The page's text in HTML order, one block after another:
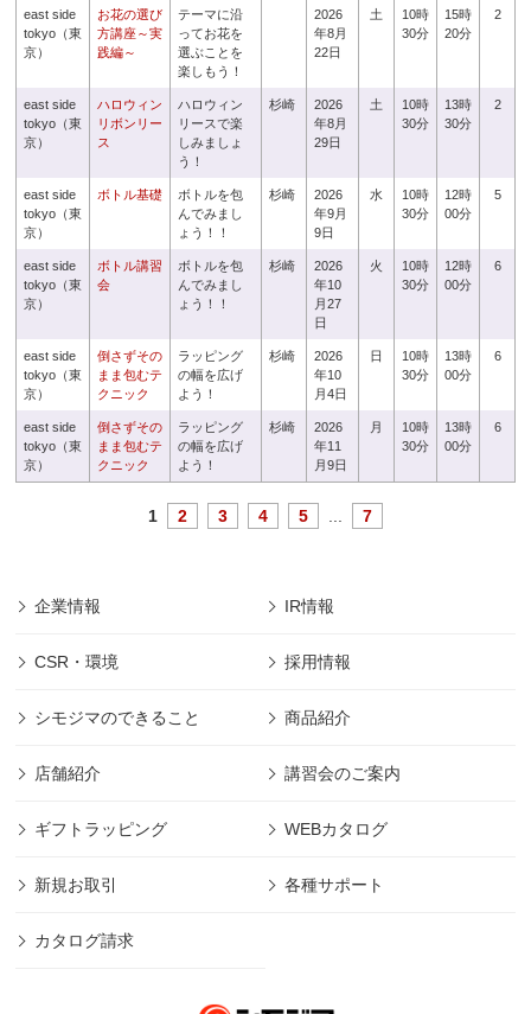
east side
tokyo（東
京）
お花の選び
方講座～実
践編～
テーマに沿
ってお花を
選ぶことを
楽しもう！
2026
年8月
22日
土
10時
30分
15時
20分
2
east side
tokyo（東
京）
ハロウィン
リボンリー
ス
ハロウィン
リースで楽
しみましょ
う！
杉崎
2026
年8月
29日
土
10時
30分
13時
30分
2
east side
tokyo（東
京）
ボトル基礎
ボトルを包
んでみまし
ょう！！
杉崎
2026
年9月
9日
水
10時
30分
12時
00分
5
east side
tokyo（東
京）
ボトル講習
会
ボトルを包
んでみまし
ょう！！
杉崎
2026
年10
月27
日
火
10時
30分
12時
00分
6
east side
tokyo（東
京）
倒さずその
まま包むテ
クニック
ラッピング
の幅を広げ
よう！
杉崎
2026
年10
月4日
日
10時
30分
13時
00分
6
east side
tokyo（東
京）
倒さずその
まま包むテ
クニック
ラッピング
の幅を広げ
よう！
杉崎
2026
年11
月9日
月
10時
30分
13時
00分
6
1 2 3 4 5 7
企業情報 IR情報
CSR・環境 採用情報
シモジマのできること 商品紹介
店舗紹介 講習会のご案内
ギフトラッピング WEBカタログ
新規お取引 各種サポート
カタログ請求